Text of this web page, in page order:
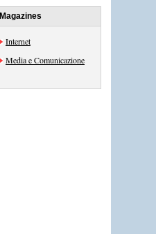
Magazines
Internet
Media e Comunicazione